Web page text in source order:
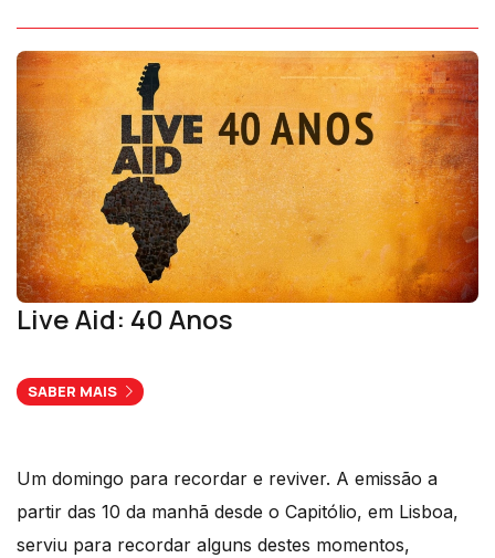
Live Aid: 40 Anos
SABER MAIS
Um domingo para recordar e reviver. A emissão a
partir das 10 da manhã desde o Capitólio, em Lisboa,
serviu para recordar alguns destes momentos,